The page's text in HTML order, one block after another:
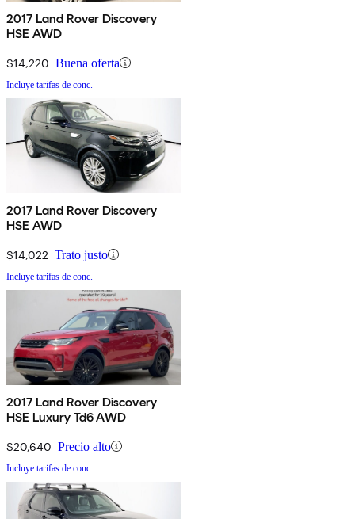
2017 Land Rover Discovery
HSE AWD
$14,220 Buena oferta
Incluye tarifas de conc.
2017 Land Rover Discovery
HSE AWD
$14,022 Trato justo
Incluye tarifas de conc.
2017 Land Rover Discovery
HSE Luxury Td6 AWD
$20,640 Precio alto
Incluye tarifas de conc.